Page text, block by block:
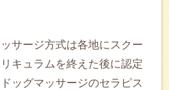
サージ方式は各地にスクー
キュラムを終えた後に認定
ッグマッサージのセラピス